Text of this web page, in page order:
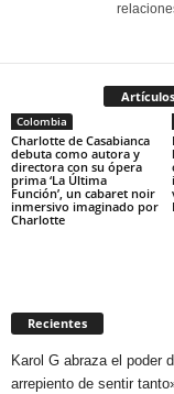
Colombia
Charlotte de Casabianca
debuta como autora y
directora con su ópera
prima ‘La Última
Función’, un cabaret noir
inmersivo imaginado por
Charlotte
Recientes
Karol G abraza el poder
arrepiento de sentir